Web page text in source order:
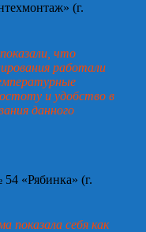
(г.
что
работали
и удобство в
данного
«Рябинка» (г.
показала себя как